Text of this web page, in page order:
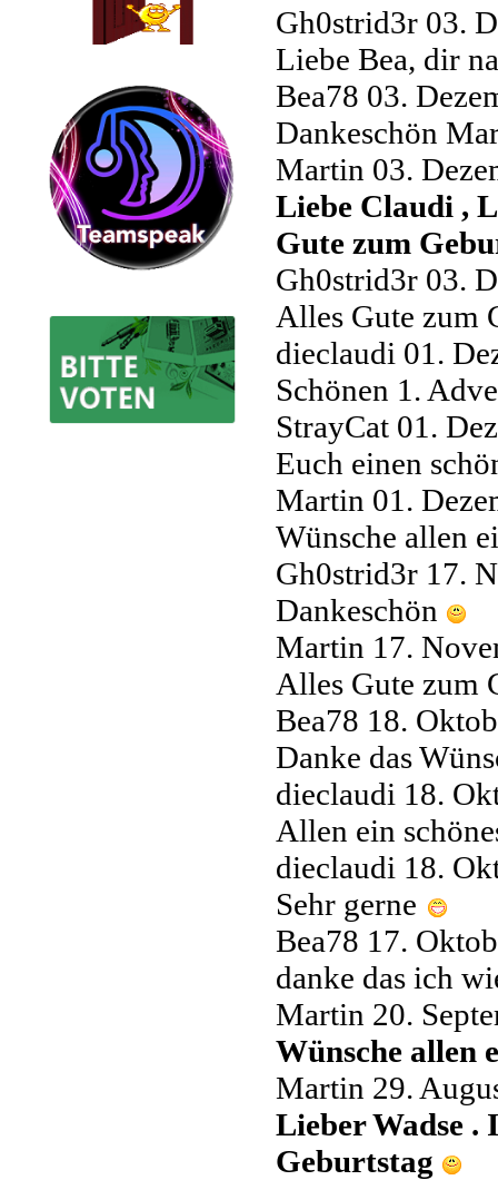
Gh0strid3r 03.
Liebe Bea, dir
Bea78 03.
Dankeschön
Martin 03.
Liebe Claudi ,
Gute zum
Gh0strid3r 03.
Alles Gute zum
dieclaudi 01.
Schönen 1.
StrayCat 01.
Euch einen
Martin 01.
Wünsche allen
Gh0strid3r 17.
Dankeschön
Martin 17.
Alles Gute zum
Bea78 18.
Danke das
dieclaudi 18.
Allen ein
dieclaudi 18.
Sehr gerne
Bea78 17.
danke das ich
Martin 20.
Wünsche allen
Martin 29.
Lieber Wadse .
Geburtstag